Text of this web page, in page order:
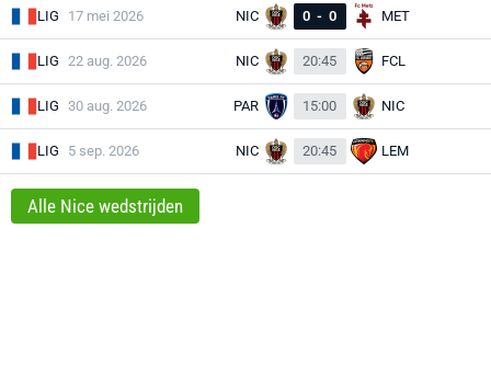
LIG 17 mei 2026 NIC 0 - 0 MET
LIG 22 aug. 2026 NIC 20:45 FCL
LIG 30 aug. 2026 PAR 15:00 NIC
LIG 5 sep. 2026 NIC 20:45 LEM
Alle Nice wedstrijden